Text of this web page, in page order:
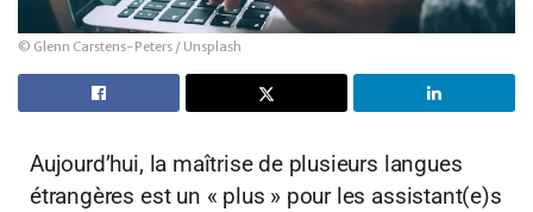
© Glenn Carstens-Peters / Unsplash
Aujourd’hui, la maîtrise de plusieurs langues
étrangères est un « plus » pour les assistant(e)s